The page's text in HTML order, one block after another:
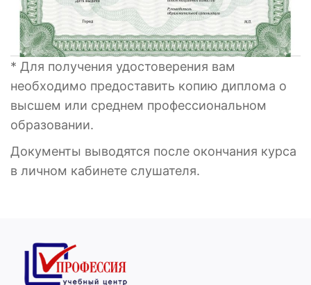
* Для получения удостоверения вам
необходимо предоставить копию диплома о
высшем или среднем профессиональном
образовании.
Документы выводятся после окончания курса
в личном кабинете слушателя.